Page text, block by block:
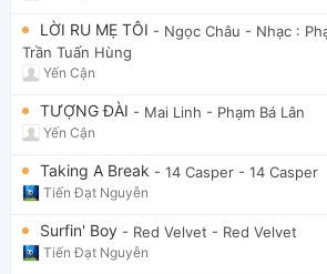
LỜI RU MẸ TÔI - Ngọc Châu - Nhạc :
Trần Tuấn Hùng
Yến Cận
TƯỢNG ĐÀI - Mai Linh - Phạm Bá Lân
Yến Cận
Taking A Break - 14 Casper - 14 Casper
Tiến Đạt Nguyễn
Surfin' Boy - Red Velvet - Red Velvet
Tiến Đạt Nguyễn